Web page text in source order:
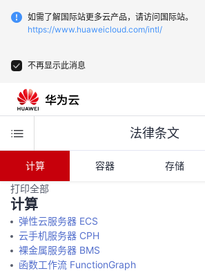
如需了解国际站更多云产品，请访问国际站。
https://www.huaweicloud.com/intl/
不再显示此消息
法律条文
计算 容器 存储
打印全部
计算
弹性云服务器 ECS
云手机服务器 CPH
裸金属服务器 BMS
函数工作流 FunctionGraph